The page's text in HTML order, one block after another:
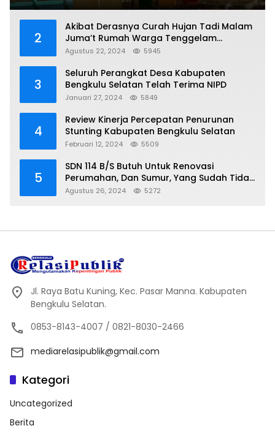
2
Akibat Derasnya Curah Hujan Tadi Malam
Juma’t Rumah Warga Tenggelam
Mencapai Dua Miter
Agustus 22, 2024 5945
3
Seluruh Perangkat Desa Kabupaten
Januari 27, 2024 5849
4
Review Kinerja Percepatan Penurunan
Februari 12, 2024 5509
5
SDN 114 B/S Butuh Untuk Renovasi
Perumahan, Dan Sumur, Yang Sudah Tidak
Layak Lagi Di Gunakan
Agustus 26, 2024 5272
Jl. Raya Batu Kuning, Kec. Pasar Manna. Kabupaten
Bengkulu Selatan.
0853-8143-4007 / 0821-8030-2466
mediarelasipublik@gmail.com
Kategori
Uncategorized
Berita